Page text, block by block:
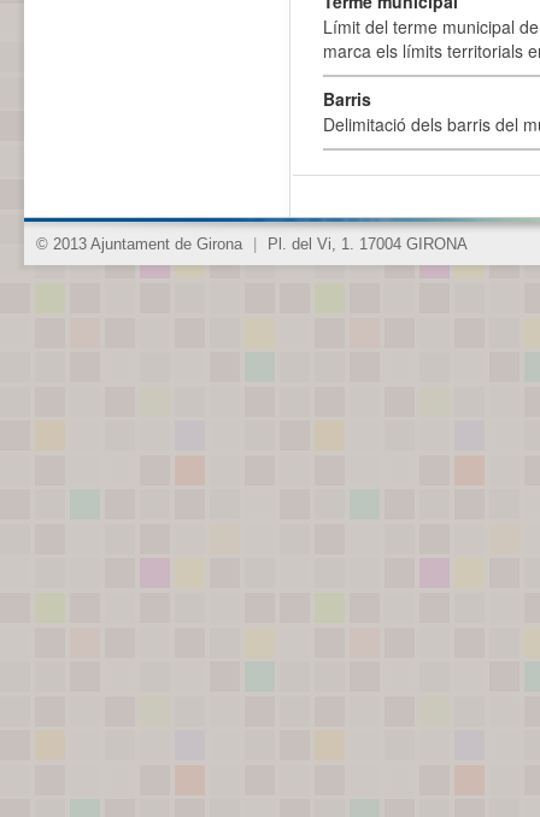
Límit del terme municipal
marca els límits territorials
Barris
Delimitació dels barris del
© 2013 Ajuntament de Girona Pl. del Vi, 1. 17004 GIRONA